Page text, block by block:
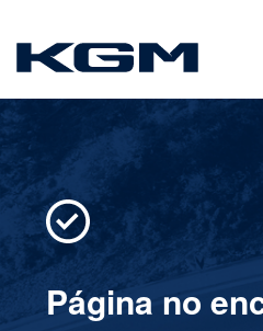
Página no